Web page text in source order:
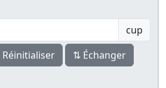
cup
Réinitialiser ⇅ Échanger